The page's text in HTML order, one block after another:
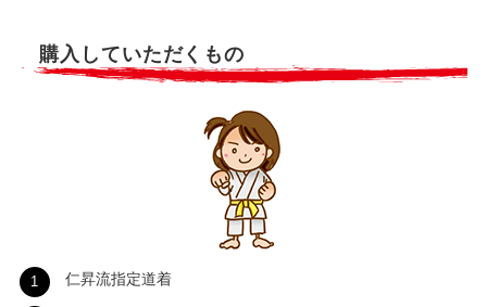
購入していただくもの
仁昇流指定道着